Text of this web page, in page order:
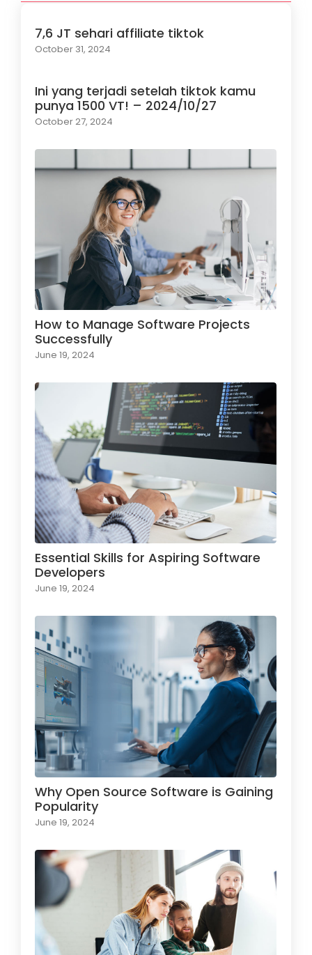
7,6 JT sehari affiliate tiktok
October 31, 2024
Ini yang terjadi setelah tiktok kamu
punya 1500 VT! – 2024/10/27
October 27, 2024
How to Manage Software Projects
Successfully
June 19, 2024
Essential Skills for Aspiring Software
Developers
June 19, 2024
Why Open Source Software is Gaining
Popularity
June 19, 2024